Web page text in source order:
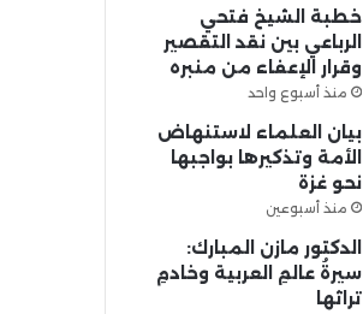
خطبة الشيخ فتحي
الرباعي بين نقد التقصير
وقرار الإعفاء من منبره
منذ أسبوع واحد
بيان العلماء لاستنهاض
الأمة وتذكيرها بواجبها
نحو غزة
منذ أسبوعين
الدكتور مازن المبارك:
سيرةُ عالمِ العربية وخادمِ
تراثها